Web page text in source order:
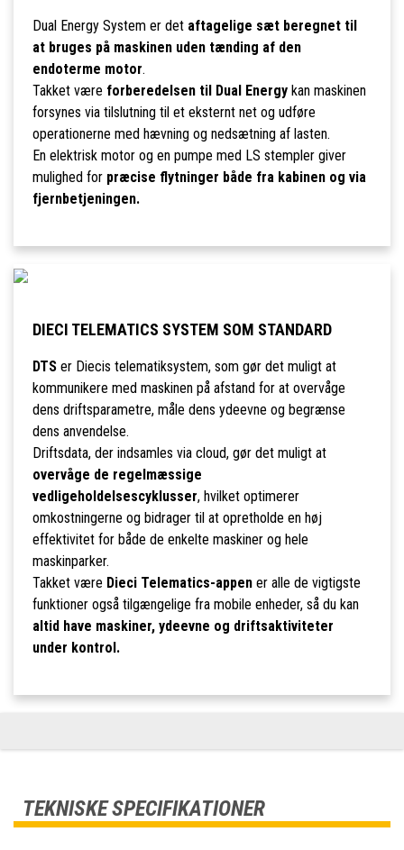
Dual Energy System er det aftagelige sæt beregnet til
at bruges på maskinen uden tænding af den
endoterme motor.
Takket være forberedelsen til Dual Energykan maskinen
forsynes via tilslutning til et eksternt net og udføre
operationerne med hævning og nedsætning af lasten.
En elektrisk motor og en pumpe med LS stempler giver
mulighed for præcise flytninger både fra kabinen og via
fjernbetjeningen.
DIECI TELEMATICS SYSTEM SOM STANDARD
DTSer Diecis telematiksystem, som gør det muligt at
kommunikere med maskinen på afstand for at overvåge
dens driftsparametre, måle dens ydeevne og begrænse
dens anvendelse.
Driftsdata, der indsamles via cloud, gør det muligt at
overvåge de regelmæssige
vedligeholdelsescyklusser, hvilket optimerer
omkostningerne og bidrager til at opretholde en høj
effektivitet for både de enkelte maskiner og hele
maskinparker.
Takket være Dieci Telematics-appener alle de vigtigste
funktioner også tilgængelige fra mobile enheder, så du kan
altid have maskiner, ydeevne og driftsaktiviteter
under kontrol.
TEKNISKE SPECIFIKATIONER